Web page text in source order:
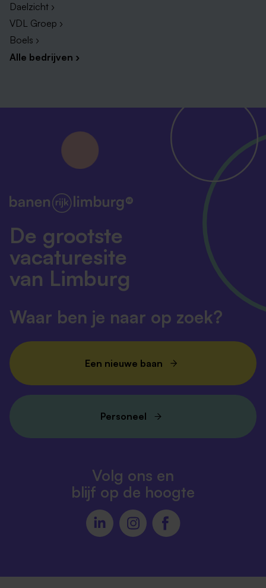
Daelzicht ›
VDL Groep ›
Boels ›
Alle bedrijven ›
De grootste
vacaturesite
van Limburg
Waar ben je naar op zoek?
Een nieuwe baan
Personeel
Volg ons en
blijf op de hoogte